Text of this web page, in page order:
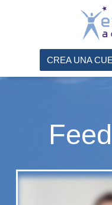
CREA UNA